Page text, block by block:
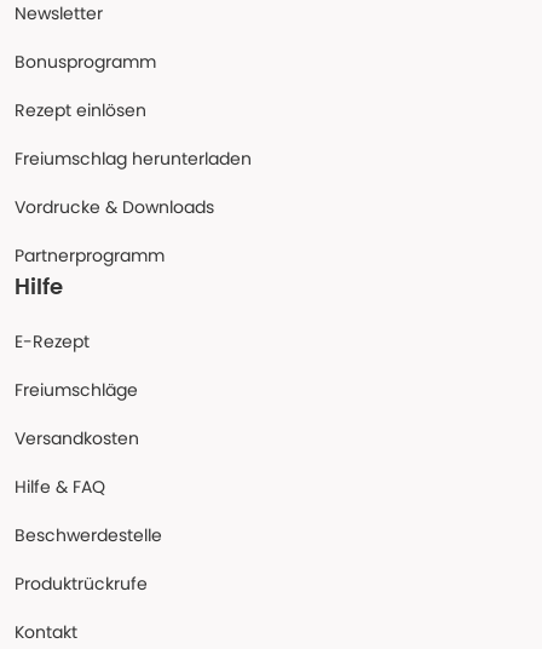
Newsletter
Bonusprogramm
Rezept einlösen
Freiumschlag herunterladen
Vordrucke & Downloads
Partnerprogramm
Hilfe
E-Rezept
Freiumschläge
Versandkosten
Hilfe & FAQ
Beschwerdestelle
Produktrückrufe
Kontakt